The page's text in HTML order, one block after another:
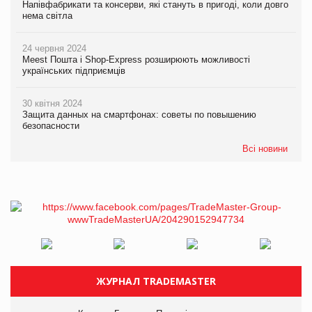
Напівфабрикати та консерви, які стануть в пригоді, коли довго
нема світла
24 червня 2024
Meest Пошта і Shop-Express розширюють можливості
українських підприємців
30 квітня 2024
Защита данных на смартфонах: советы по повышению
безопасности
Всі новини
ЖУРНАЛ TRADEMASTER